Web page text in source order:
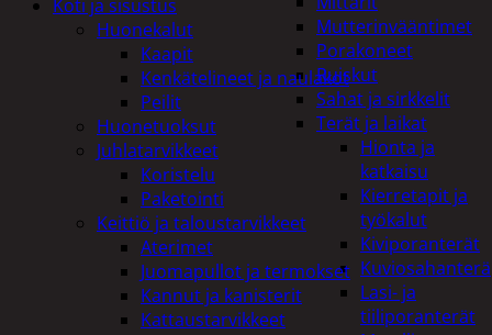
Mutterinvääntimet
Porakoneet
Ruiskut
Sahat ja sirkkelit
Terät ja laikat
Hionta ja
katkaisu
Kierretapit ja
työkalut
Kiviporanterät
Kuviosahanterä
Lasi- ja
tiiliporanterät
Koti ja sisustus
Huonekalut
Kaapit
Kenkätelineet ja naulakot
Peilit
Huonetuoksut
Juhlatarvikkeet
Koristelu
Paketointi
Keittiö ja taloustarvikkeet
Aterimet
Juomapullot ja termokset
Kannut ja kanisterit
Kattaustarvikkeet